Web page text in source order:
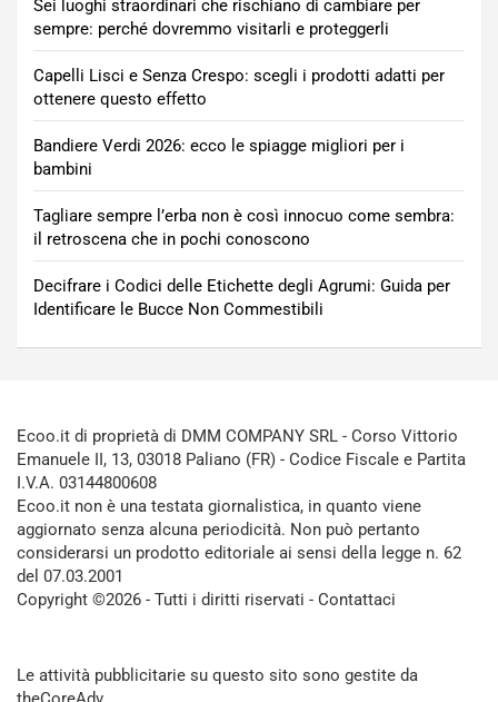
Sei luoghi straordinari che rischiano di cambiare per
sempre: perché dovremmo visitarli e proteggerli
Capelli Lisci e Senza Crespo: scegli i prodotti adatti per
ottenere questo effetto
Bandiere Verdi 2026: ecco le spiagge migliori per i
bambini
Tagliare sempre l’erba non è così innocuo come sembra:
il retroscena che in pochi conoscono
Decifrare i Codici delle Etichette degli Agrumi: Guida per
Identificare le Bucce Non Commestibili
Ecoo.it di proprietà di DMM COMPANY SRL - Corso Vittorio
Emanuele II, 13, 03018 Paliano (FR) - Codice Fiscale e Partita
I.V.A. 03144800608
Ecoo.it non è una testata giornalistica, in quanto viene
aggiornato senza alcuna periodicità. Non può pertanto
considerarsi un prodotto editoriale ai sensi della legge n. 62
del 07.03.2001
Copyright ©2026 - Tutti i diritti riservati - Contattaci
Le attività pubblicitarie su questo sito sono gestite da